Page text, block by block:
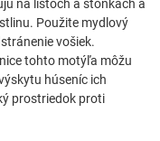
na listoch a stonkách a
Použite mydlový
vošiek.
tohto motýľa môžu
húseníc ich
prostriedok proti